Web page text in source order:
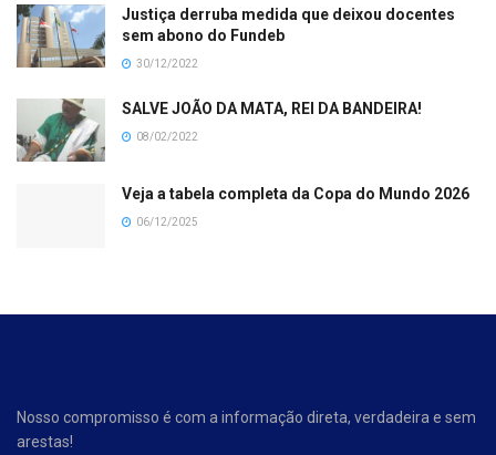
Justiça derruba medida que deixou docentes
sem abono do Fundeb
30/12/2022
SALVE JOÃO DA MATA, REI DA BANDEIRA!
08/02/2022
Veja a tabela completa da Copa do Mundo 2026
06/12/2025